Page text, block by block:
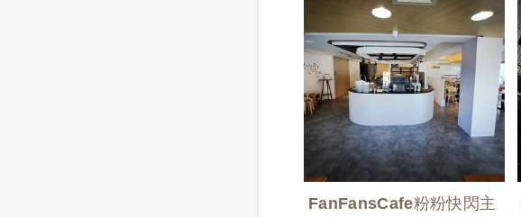
敘述｜
活力滿滿的店面裝潢與配色
店面設有打卡牆
招牌採用黑色底白色光的呈現方
式
看起來多了一絲質感
店內不大也不顯得擁擠
店內座位區較少但也是因此動線
餐廳內場式開放式廚房
FanFansCafe粉粉快閃主